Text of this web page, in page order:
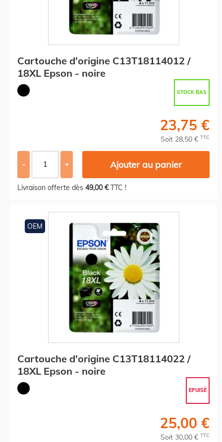
Cartouche d'origine C13T18114012 /
18XL Epson - noire
STOCK BAS
23,75 €
Soit 28,50 € TTC
- + Ajouter au panier
Livraison offerte dès 49,00 €TTC !
OEM
Cartouche d'origine C13T18114022 /
18XL Epson - noire
EPUISÉ
25,00 €
Soit 30,00 € TTC